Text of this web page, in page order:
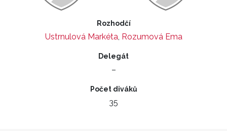
Rozhodčí
Ustrnulová Markéta, Rozumová Ema
Delegát
–
Počet diváků
35